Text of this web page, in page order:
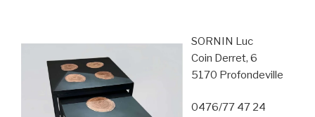
SORNIN Luc
Coin Derret, 6
5170 Profondeville
0476/77 47 24